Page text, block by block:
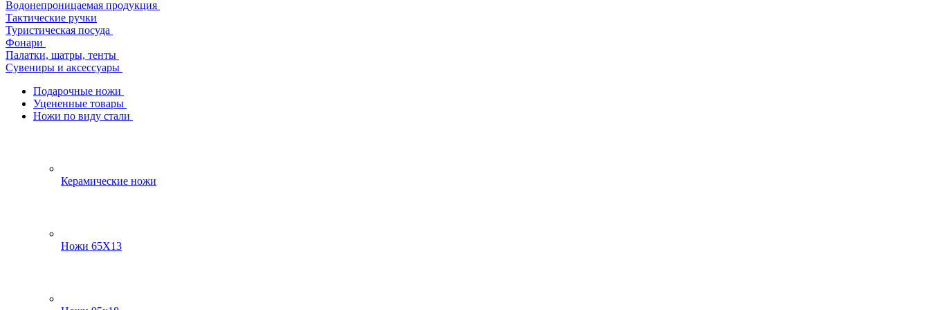
Водонепроницаемая продукция
Тактические ручки
Туристическая посуда
Фонари
Палатки, шатры, тенты
Сувениры и аксессуары
Подарочные ножи
Уцененные товары
Ножи по виду стали
Керамические ножи
Ножи 65Х13